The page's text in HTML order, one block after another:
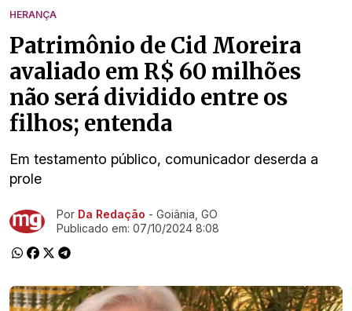
HERANÇA
Patrimônio de Cid Moreira
avaliado em R$ 60 milhões
não será dividido entre os
filhos; entenda
Em testamento público, comunicador deserda a
prole
Ir direto pra matéria
Por Da Redação - Goiânia, GO
Publicado em: 07/10/2024 8:08